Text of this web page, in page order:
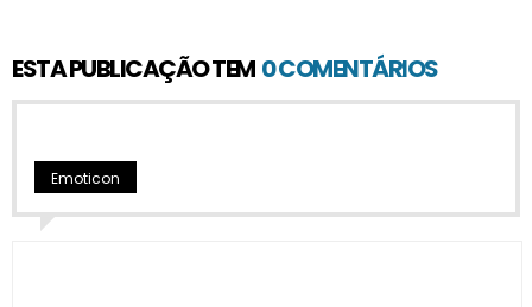
ESTA PUBLICAÇÃO TEM 0 COMENTÁRIOS
Emoticon